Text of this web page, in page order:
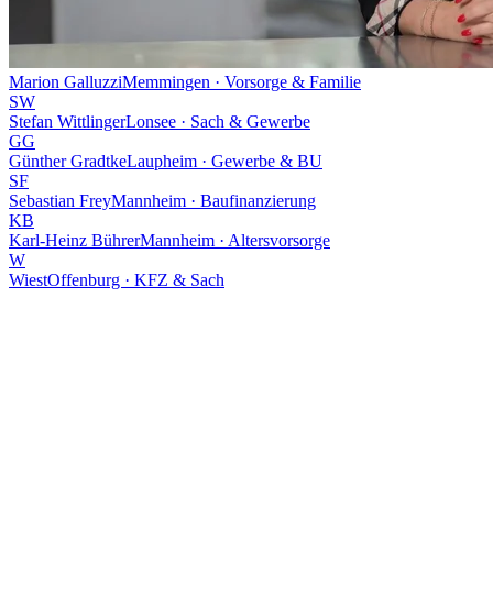
Marion GalluzziMemmingen · Vorsorge & Familie
SW
Stefan WittlingerLonsee · Sach & Gewerbe
GG
Günther GradtkeLaupheim · Gewerbe & BU
SF
Sebastian FreyMannheim · Baufinanzierung
KB
Karl-Heinz BührerMannheim · Altersvorsorge
W
WiestOffenburg · KFZ & Sach